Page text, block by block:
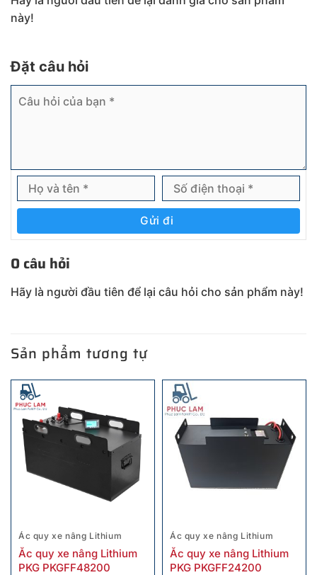
này!
Đặt câu hỏi
Gửi đi
0 câu hỏi
Hãy là người đầu tiên để lại câu hỏi cho sản phẩm này!
Sản phẩm tương tự
Ác quy xe nâng Lithium
Ắc quy xe nâng Lithium
PKG PKGFF48200
Ác quy xe nâng Lithium
Ắc quy xe nâng Lithium
PKG PKGFF24200